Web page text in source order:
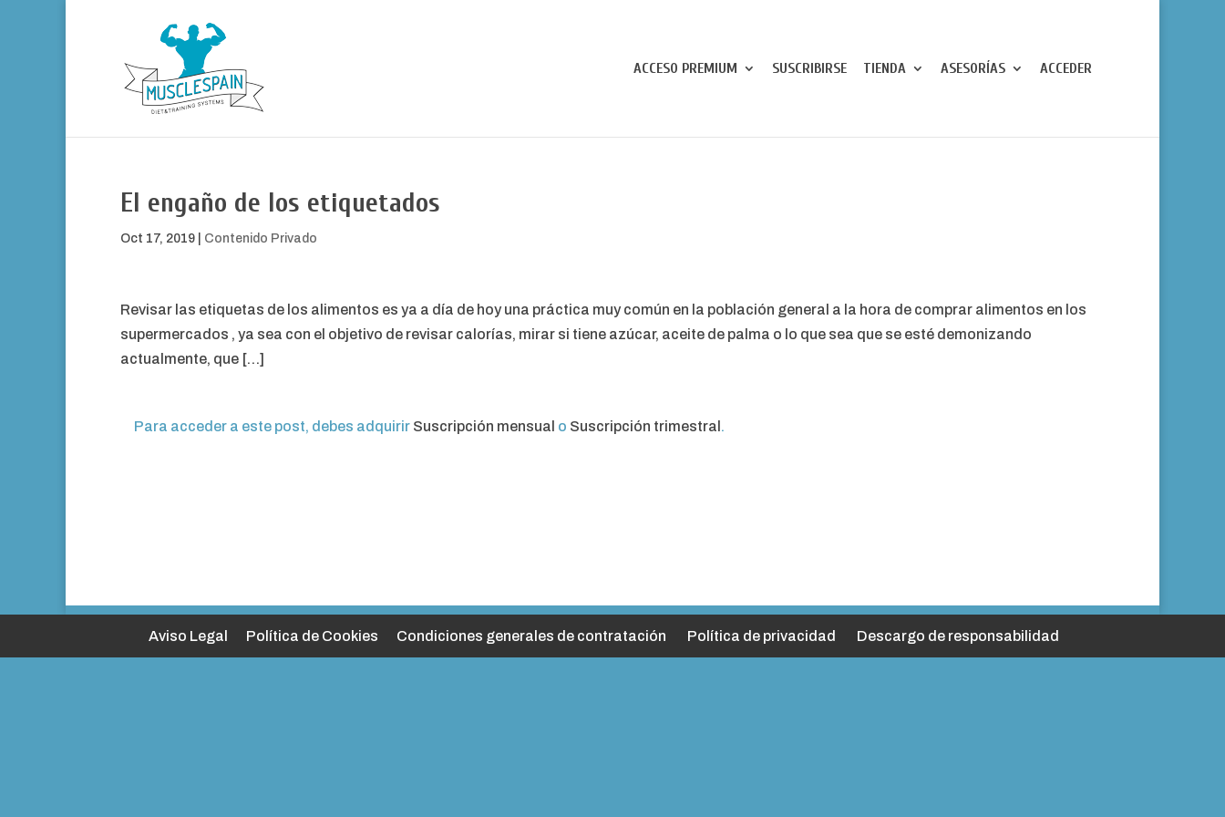
ACCESO PREMIUM SUSCRIBIRSE TIENDA ASESORÍAS ACCEDER
El engaño de los etiquetados
Oct 17, 2019 Contenido Privado
Revisar las etiquetas de los alimentos es ya a día de hoy una práctica muy común en la población general a la hora de comprar alimentos en los
supermercados , ya sea con el objetivo de revisar calorías, mirar si tiene azúcar, aceite de palma o lo que sea que se esté demonizando
actualmente, que […]
Para acceder a este post, debes adquirir Suscripción mensual o Suscripción trimestral .
Aviso Legal Política de Cookies Condiciones generales de contratación Política de privacidad Descargo de responsabilidad